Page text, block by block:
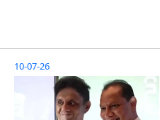
10-07-26